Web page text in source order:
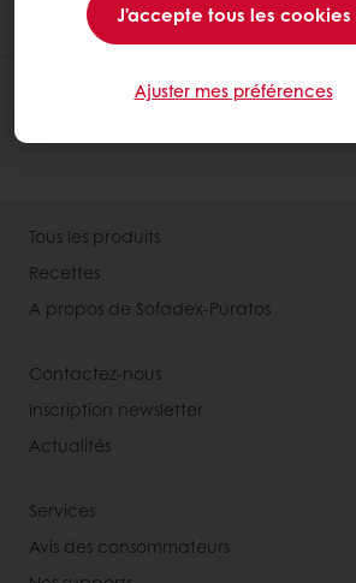
J'accepte tous les cookies
Ajuster mes préférences
Tous les produits
Recettes
A propos de Sofadex-Puratos
Contactez-nous
Inscription newsletter
Actualités
Services
Avis des consommateurs